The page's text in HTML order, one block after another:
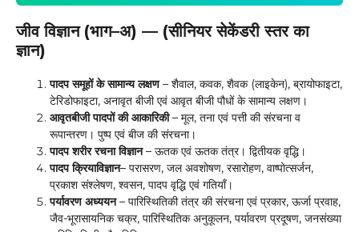
जीव विज्ञान (भाग–अ) — (सीनियर सेकेंडरी स्तर का
ज्ञान)
पादप समूहों के सामान्य लक्षण– शैवाल, कवक, शैवक (लाइकेन), ब्रायोफाइटा,
टेरिडोफाइटा, अनावृत बीजी एवं आवृत बीजी पौधों के सामान्य लक्षण।
आवृतबीजी पादपों की आकारिकी– मूल, तना एवं पत्ती की संरचना व
रूपान्तरण। पुष्प एवं बीज की संरचना।
पादप शरीर रचना विज्ञान– ऊतक एवं ऊतक तंत्र। द्वितीयक वृद्धि।
पादप क्रियाविज्ञान– परासरण, जल अवशोषण, रसारोहण, वाष्पोत्सर्जन,
प्रकाश संश्लेषण, श्वसन, पादप वृद्धि एवं गतियाँ।
पर्यावरण अध्ययन– पारिस्थितिकी तंत्र की संरचना एवं प्रकार, ऊर्जा प्रवाह,
जैव-भूरासायनिक चक्र, पारिस्थितिक अनुकूलन, पर्यावरण प्रदूषण, जनसंख्या